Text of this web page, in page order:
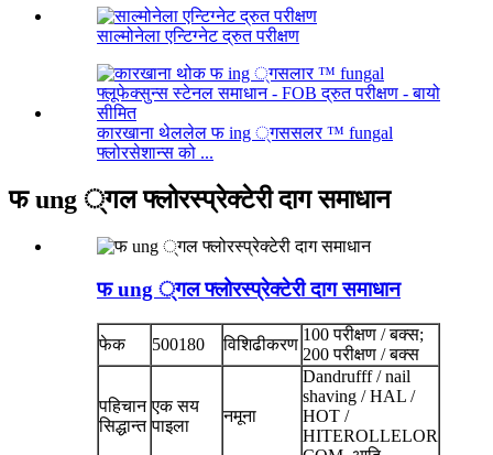
साल्मोनेला एन्टिग्नेट द्रुत परीक्षण
कारखाना थेललेल फ ing ्गससलर ™ fungal
फ्लोरसेशान्स को ...
फ ung ्गल फ्लोरस्प्रेक्टेरी दाग ​​समाधान
फ ung ्गल फ्लोरस्प्रेक्टेरी दाग ​​समाधान
फेक 500180 विशिढीकरण
100 परीक्षण / बक्स;
200 परीक्षण / बक्स
पहिचान
सिद्धान्त
एक सय
पाइला
नमूना
Dandrufff / nail
shaving / HAL /
HOT /
HITEROLLELOR